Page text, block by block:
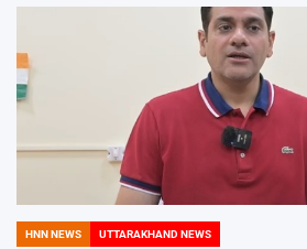
POSTED
HNN NEWS UTTARAKHAND NEWS